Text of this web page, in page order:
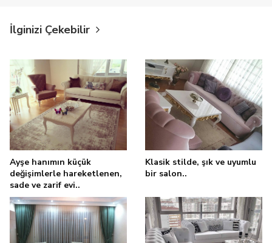
İlginizi Çekebilir
Ayşe hanımın küçük
değişimlerle hareketlenen,
sade ve zarif evi..
Klasik stilde, şık ve uyumlu
bir salon..